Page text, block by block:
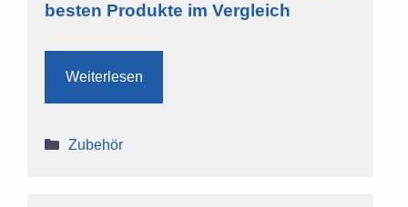
besten Produkte im Vergleich
Weiterlesen
Kategorien
Zubehör